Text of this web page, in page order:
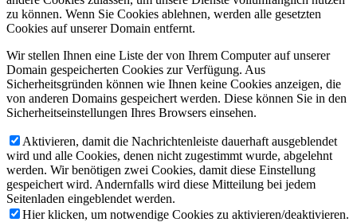
zu können. Wenn Sie Cookies ablehnen, werden alle gesetzten
Cookies auf unserer Domain entfernt.
Wir stellen Ihnen eine Liste der von Ihrem Computer auf unserer
Domain gespeicherten Cookies zur Verfügung. Aus
Sicherheitsgründen können wie Ihnen keine Cookies anzeigen, die
von anderen Domains gespeichert werden. Diese können Sie in den
Sicherheitseinstellungen Ihres Browsers einsehen.
Aktivieren, damit die Nachrichtenleiste dauerhaft ausgeblendet
wird und alle Cookies, denen nicht zugestimmt wurde, abgelehnt
werden. Wir benötigen zwei Cookies, damit diese Einstellung
gespeichert wird. Andernfalls wird diese Mitteilung bei jedem
Seitenladen eingeblendet werden.
Hier klicken, um notwendige Cookies zu aktivieren/deaktivieren.